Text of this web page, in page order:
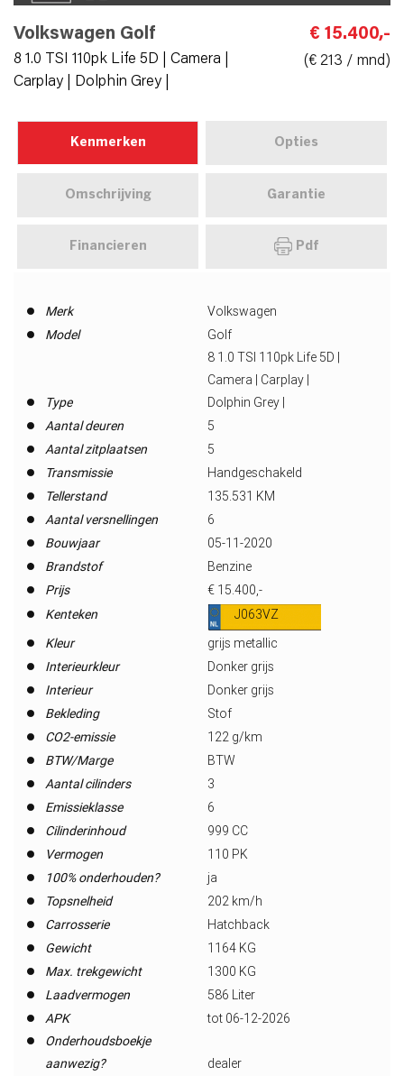
Volkswagen Golf
8 1.0 TSI 110pk Life 5D | Camera |
Carplay | Dolphin Grey |
€ 15.400,-
(€ 213 / mnd)
Kenmerken Opties
Omschrijving Garantie
Financieren Pdf
Merk
Volkswagen
Model
Golf
Type
8 1.0 TSI 110pk Life 5D |
Camera | Carplay |
Dolphin Grey |
Aantal deuren
5
Aantal zitplaatsen
5
Transmissie
Handgeschakeld
Tellerstand
135.531 KM
Aantal versnellingen
6
Bouwjaar
05-11-2020
Brandstof
Benzine
Prijs
€ 15.400,-
Kenteken
J063VZ
Kleur
grijs metallic
Interieurkleur
Donker grijs
Interieur
Donker grijs
Bekleding
Stof
CO2-emissie
122 g/km
BTW/Marge
BTW
Aantal cilinders
3
Emissieklasse
6
Cilinderinhoud
999 CC
Vermogen
110 PK
100% onderhouden?
ja
Topsnelheid
202 km/h
Carrosserie
Hatchback
Gewicht
1164 KG
Max. trekgewicht
1300 KG
Laadvermogen
586 Liter
APK
tot 06-12-2026
Onderhoudsboekje
aanwezig?
dealer